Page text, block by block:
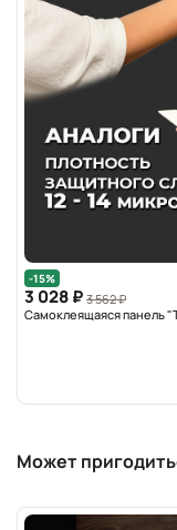
-15%
3 028 ₽ 3 562 ₽
Самоклеящаяся панель
Может